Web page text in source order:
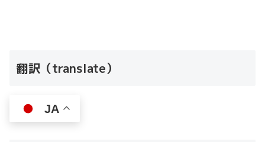
翻訳（translate）
JA